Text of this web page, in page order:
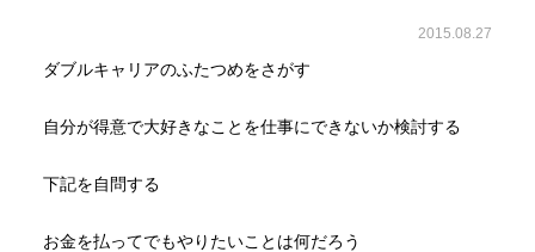
2015.08.27
ダブルキャリアのふたつめをさがす
自分が得意で大好きなことを仕事にできないか検討する
下記を自問する
お金を払ってでもやりたいことは何だろう